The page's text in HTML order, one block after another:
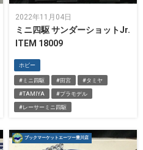
2022年11月04日
ミニ四駆 サンダーショットJr.
ITEM 18009
ホビー
#ミニ四駆 #田宮 #タミヤ
#TAMIYA #プラモデル
#レーサーミニ四駆
ブックマーケットエーツー豊川店